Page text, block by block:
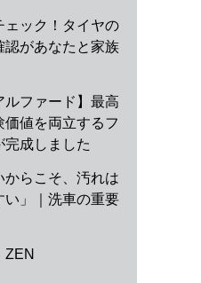
ェック！タイヤの
認があなたと家族
ルファード】最高
値を両立するフ
完成しました
からこそ、汚れは
い」｜洗車の重要
ZEN